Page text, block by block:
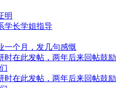
明
学长学姐指导
一个月，发几句感慨
时在此发帖，两年后来回帖鼓励
时在此发帖，两年后来回帖鼓励